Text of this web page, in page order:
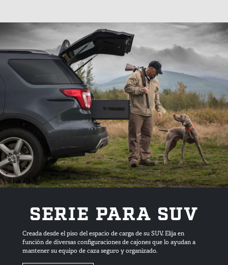
SERIE PARA SUV
Creada desde el piso del espacio de carga de su SUV. Elija en
función de diversas configuraciones de cajones que lo ayudan a
mantener su equipo de caza seguro y organizado.